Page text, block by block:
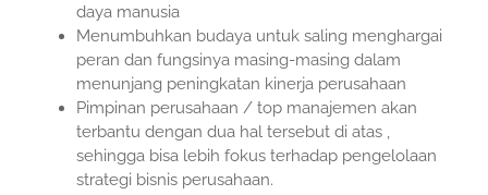
daya manusia
Menumbuhkan budaya untuk saling menghargai
peran dan fungsinya masing-masing dalam
menunjang peningkatan kinerja perusahaan
Pimpinan perusahaan / top manajemen akan
terbantu dengan dua hal tersebut di atas ,
sehingga bisa lebih fokus terhadap pengelolaan
strategi bisnis perusahaan.